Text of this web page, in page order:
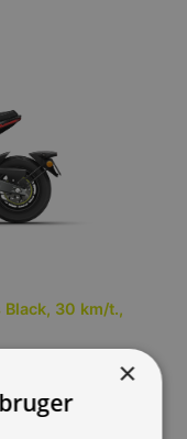
30 km/t.,
×